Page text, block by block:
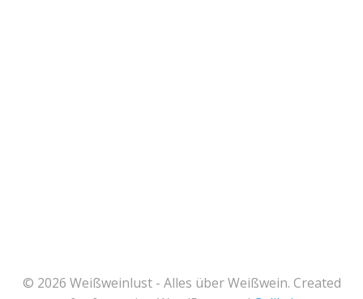
© 2026 Weißweinlust - Alles über Weißwein. Created